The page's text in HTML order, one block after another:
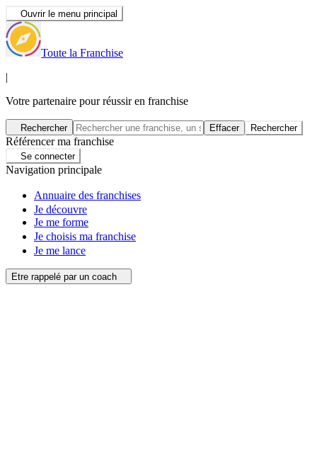
Ouvrir le menu principal
Toute la Franchise
|
Votre partenaire pour réussir en franchise
Rechercher Effacer Rechercher
Référencer ma franchise
Se connecter
Navigation principale
Annuaire des franchises
Je découvre
Je me forme
Je choisis ma franchise
Je me lance
Etre rappelé par un coach